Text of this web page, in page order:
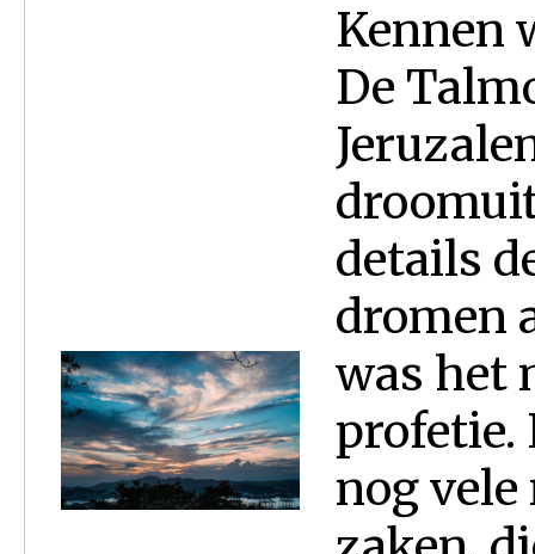
Kennen
De
details
dromen
was het
profetie.
nog